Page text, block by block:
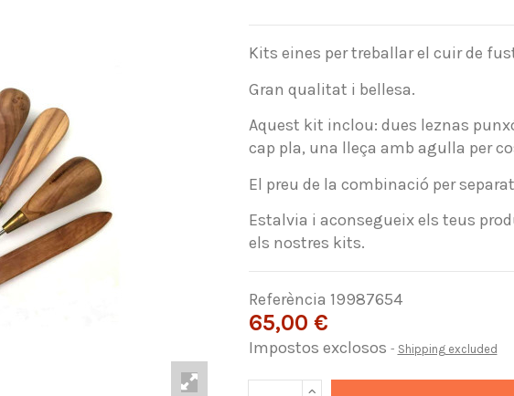
Kits eines per treballar el cuir de
Gran qualitat i bellesa.
Aquest kit inclou: dues leznas
cap pla, una lleça amb agulla per
El preu de la combinació per
Estalvia i aconsegueix els teus
els nostres kits.
Referència 19987654
65,00 €
Impostos exclosos Shipping excluded